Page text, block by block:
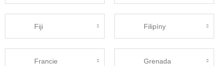
Fiji Filipíny
Francie Grenada